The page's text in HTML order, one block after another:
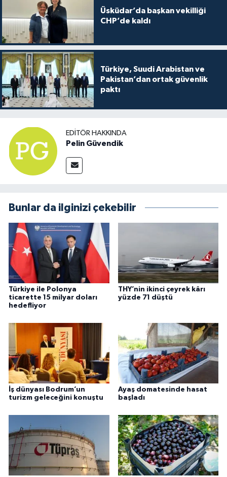
Üsküdar’da başkan vekilliği
CHP’de kaldı
Türkiye, Suudi Arabistan ve
Pakistan’dan ortak güvenlik
paktı
EDITÖR HAKKINDA
Pelin Güvendik
Bunlar da ilginizi çekebilir
Türkiye ile Polonya
ticarette 15 milyar doları
hedefliyor
THY’nin ikinci çeyrek kârı
yüzde 71 düştü
İş dünyası Bodrum’un
turizm geleceğini konuştu
Ayaş domatesinde hasat
başladı